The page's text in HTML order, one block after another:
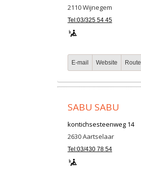
2110Wijnegem
Tel:03/325 54 45
E-mail Website Route
SABU SABU
kontichsesteenweg 14
2630Aartselaar
Tel:03/430 78 54